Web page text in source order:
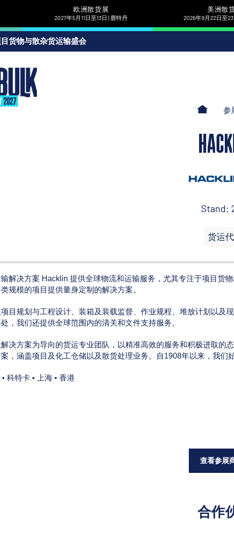
欧洲散货展
2027年5月11日至13日 | 鹿特丹
美洲散
2026年9月22日至
货物与散杂货运输盛会
参
Stand:
货运
解决方案 Hacklin 提供全球物流和运输服务，尤其专注于项目货
规模的项目提供量身定制的解决方案。
目规划与工程设计、装箱及装载监督、作业规程、堆放计划以及
，我们还提供全球范围内的清关和文件支持服务。
决方案为导向的货运专业团队，以精准高效的服务和积极进取的
，涵盖项目及化工仓储以及散货处理业务。自1908年以来，我们
科特卡 • 上海 • 香港
查看参展
合作